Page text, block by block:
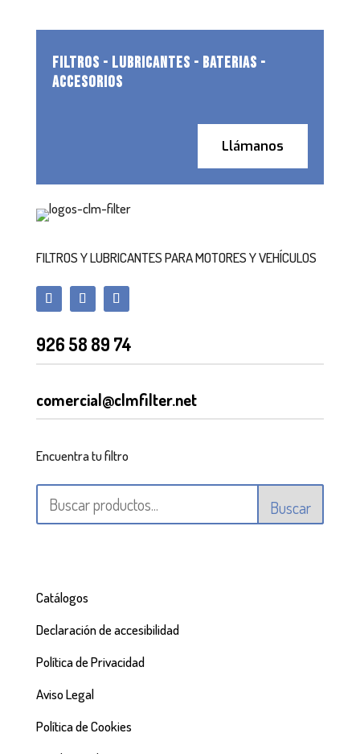
FILTROS - LUBRICANTES - BATERIAS -
ACCESORIOS
Llámanos
FILTROS Y LUBRICANTES PARA MOTORES Y VEHÍCULOS
926 58 89 74
comercial@clmfilter.net
Encuentra tu filtro
Buscar
Catálogos
Declaración de accesibilidad
Política de Privacidad
Aviso Legal
Política de Cookies